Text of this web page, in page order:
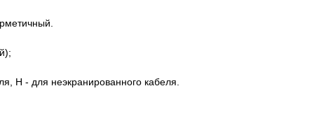
Н - для неэкранированного кабеля.